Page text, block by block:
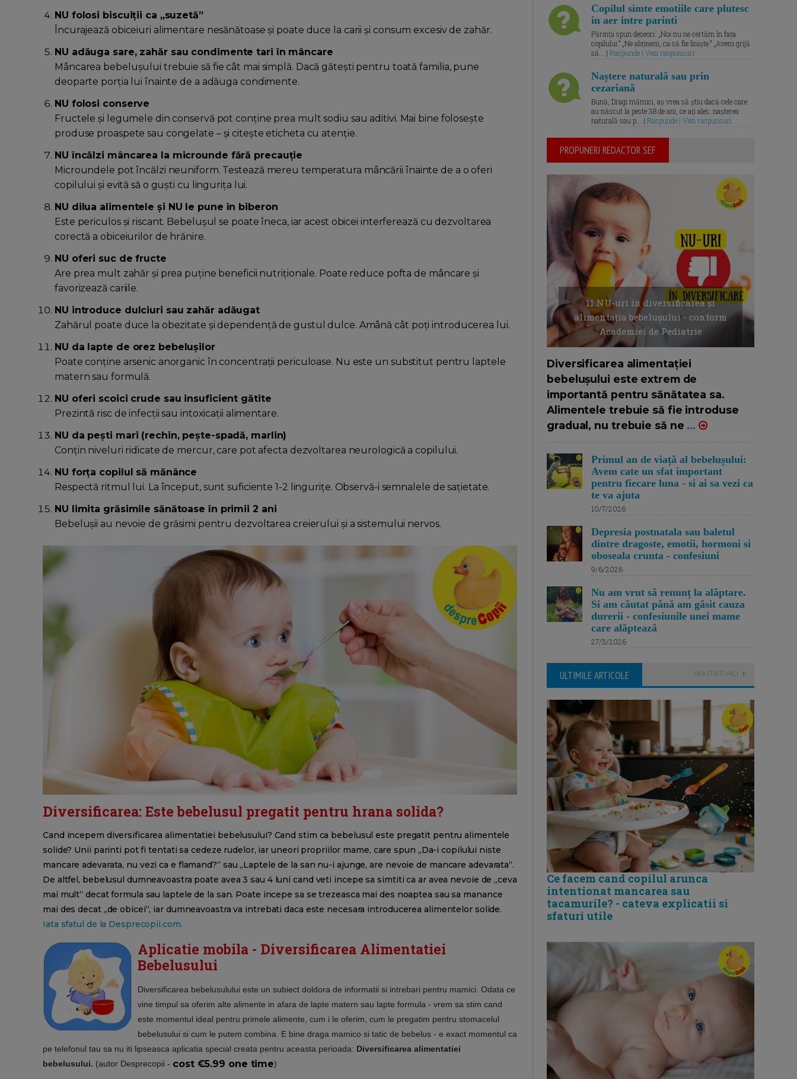
NU folosi biscuiții ca „suzetă”
Încurajează obiceiuri alimentare nesănătoase și poate duce la carii și consum excesiv de zahăr.
NU adăuga sare, zahăr sau condimente tari în mâncare
Mâncarea bebelușului trebuie să fie cât mai simplă. Dacă gătești pentru toată familia, pune
deoparte porția lui înainte de a adăuga condimente.
NU folosi conserve
Fructele și legumele din conservă pot conține prea mult sodiu sau aditivi. Mai bine folosește
produse proaspete sau congelate – și citește eticheta cu atenție.
NU încălzi mâncarea la microunde fără precauție
Microundele pot încălzi neuniform. Testează mereu temperatura mâncării înainte de a o oferi
copilului și evită să o guști cu lingurița lui.
NU dilua alimentele și NU le pune în biberon
Este periculos și riscant. Bebelușul se poate îneca, iar acest obicei interferează cu dezvoltarea
corectă a obiceiurilor de hrănire.
NU oferi suc de fructe
Are prea mult zahăr și prea puține beneficii nutriționale. Poate reduce pofta de mâncare și
favorizează cariile.
NU introduce dulciuri sau zahăr adăugat
Zahărul poate duce la obezitate și dependență de gustul dulce. Amână cât poți introducerea lui.
NU da lapte de orez bebelușilor
Poate conține arsenic anorganic în concentrații periculoase. Nu este un substitut pentru laptele
matern sau formulă.
NU oferi scoici crude sau insuficient gătite
Prezintă risc de infecții sau intoxicații alimentare.
NU da pești mari (rechin, pește-spadă, marlin)
Conțin niveluri ridicate de mercur, care pot afecta dezvoltarea neurologică a copilului.
NU forța copilul să mănânce
Respectă ritmul lui. La început, sunt suficiente 1-2 lingurițe. Observă-i semnalele de sațietate.
NU limita grăsimile sănătoase în primii 2 ani
Bebelușii au nevoie de grăsimi pentru dezvoltarea creierului și a sistemului nervos.
Diversificarea: Este bebelusul pregatit pentru hrana solida?
Cand incepem diversificarea alimentatiei bebelusului? Cand stim ca bebelusul este pregatit pentru alimentele
solide? Unii parinti pot fi tentati sa cedeze rudelor, iar uneori propriilor mame, care spun „Da-i copilului niste
mancare adevarata, nu vezi ca e flamand?“ sau „Laptele de la san nu-i ajunge, are nevoie de mancare adevarata“.
De altfel, bebelusul dumneavoastra poate avea 3 sau 4 luni cand veti incepe sa simtiti ca ar avea nevoie de „ceva
mai mult“ decat formula sau laptele de la san. Poate incepe sa se trezeasca mai des noaptea sau sa manance
mai des decat „de obicei“, iar dumneavoastra va intrebati daca este necesara introducerea alimentelor solide.
Iata sfatul de la Desprecopii.com.
Aplicatie mobila - Diversificarea Alimentatiei
Bebelusului
Diversificarea bebelusulului este un subiect doldora de informatii si intrebari pentru mamici. Odata ce
vine timpul sa oferim alte alimente in afara de lapte matern sau lapte formula - vrem sa stim cand
este momentul ideal pentru primele alimente, cum i le oferim, cum le pregatim pentru stomacelul
bebelusului si cum le putem combina. E bine draga mamico si tatic de bebelus - e exact momentul ca
pe telefonul tau sa nu iti lipseasca aplicatia special creata pentru aceasta perioada: Diversificarea alimentatiei
bebelusului. (autor Desprecopii - cost €5.99 one time)
Copilul simte emotiile care plutesc
in aer intre parinti
Părinții spun deseori: „Noi nu ne certăm în fața
copilului.” „Ne abținem, ca să fie liniște.” „Avem grijă
să... | Raspunde | Vezi raspunsuri
Naștere naturală sau prin
cezariană
Bună, Dragi mămici, aș vrea să știu dacă cele care
au născut la peste 38 de ani, ce ați ales: nașterea
naturală sau p... | Raspunde | Vezi raspunsuri
PROPUNERI REDACTOR SEF
11 NU-uri in diversificarea și
alimentația bebelușului - conform
Academiei de Pediatrie
Diversificarea alimentației
bebelușului este extrem de
importantă pentru sănătatea sa.
Alimentele trebuie să fie introduse
gradual, nu trebuie să ne ...
Primul an de viață al bebelușului:
Avem cate un sfat important
pentru fiecare luna - si ai sa vezi ca
te va ajuta
10/7/2026
Depresia postnatala sau baletul
dintre dragoste, emotii, hormoni si
oboseala crunta - confesiuni
9/6/2026
Nu am vrut să renunț la alăptare.
Si am căutat până am găsit cauza
durerii - confesiunile unei mame
care alăptează
27/3/2026
ULTIMILE ARTICOLE NOUTATI AICI
Ce facem cand copilul arunca
intentionat mancarea sau
tacamurile? - cateva explicatii si
sfaturi utile